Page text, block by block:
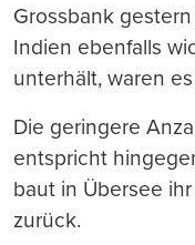
Grossbank
Indien ebenfalls
unterhält, waren
Die geringere
entspricht
baut in Übersee
zurück.